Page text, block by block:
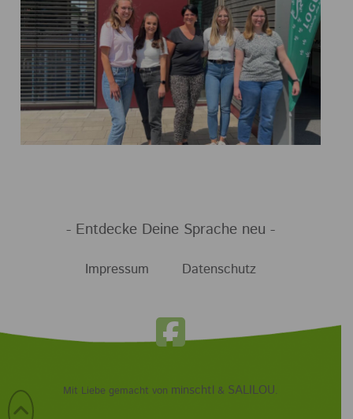
- Entdecke Deine Sprache neu -
Impressum Datenschutz
Mit Liebe gemacht von minschtl & SALILOU.